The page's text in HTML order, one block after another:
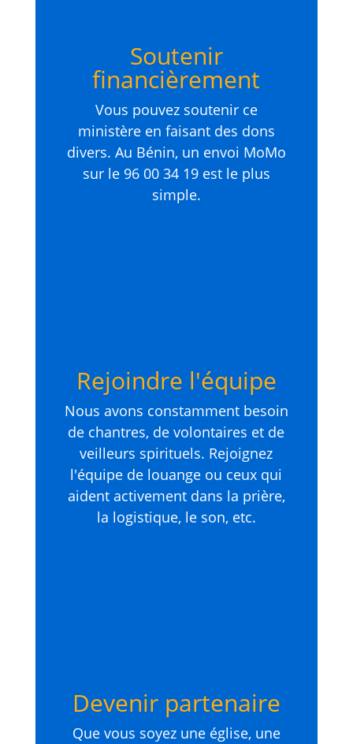
Soutenir
financièrement
Vous pouvez soutenir ce
ministère en faisant des dons
divers. Au Bénin, un envoi MoMo
sur le 96 00 34 19 est le plus
simple.
Rejoindre l'équipe
Nous avons constamment besoin
de chantres, de volontaires et de
veilleurs spirituels. Rejoignez
l'équipe de louange ou ceux qui
aident activement dans la prière,
la logistique, le son, etc.
Devenir partenaire
Que vous soyez une église, une